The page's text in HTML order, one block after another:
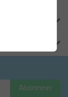
Abonneer